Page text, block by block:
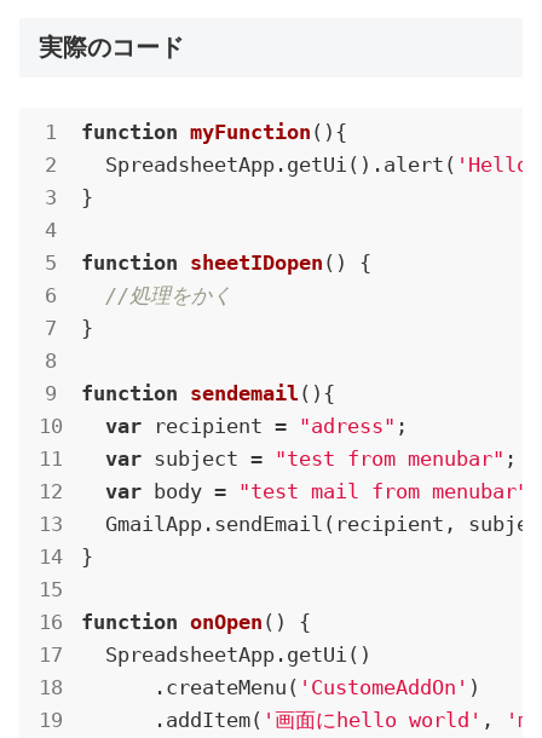
実際のコード
function myFunction ( ) {
  SpreadsheetApp.getUi().alert(
}
function sheetIDopen ( ) {
//処理をかく
}
function sendemail ( ) {
var recipient = "adress" ;
var subject = "test from menubar" ;
var body = "test mail from menubar"
GmailApp.sendEmail(recipient,
}
function onOpen ( ) {
  SpreadsheetApp.getUi()
      .createMenu(
'CustomeAddOn' )
      .addItem(
'画面にhello world' ,